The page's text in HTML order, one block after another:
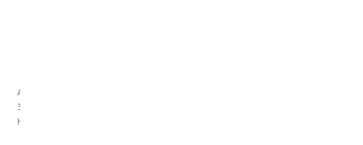
ы
п
к
Арт:
372040
Нет в наличии